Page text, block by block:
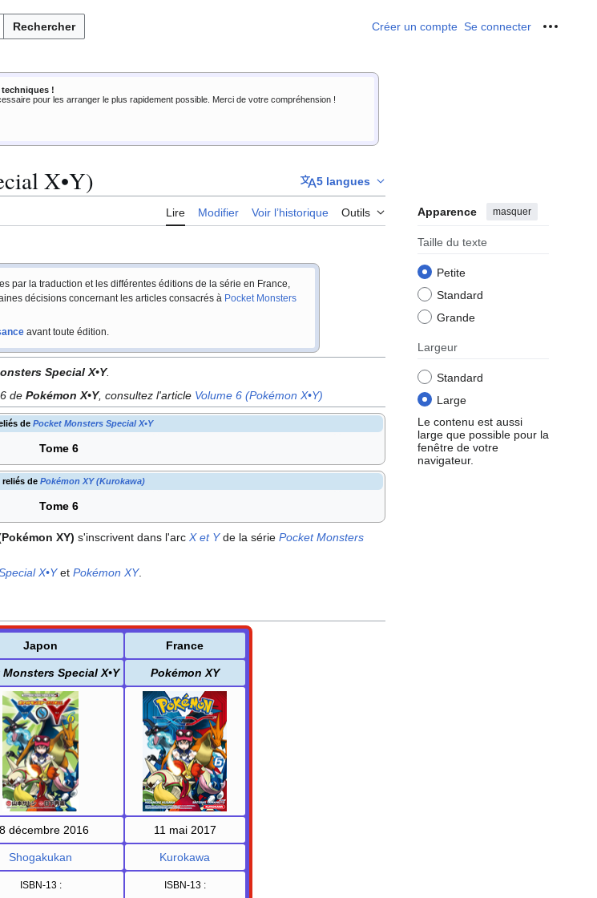
Rechercher Créer un compte Se connecter Outils
!
pour les arranger le plus rapidement possible. Merci de votre compréhension !
X•Y) 5 langues
Lire Modifier Voir l’historique Outils Apparence masquer
Taille du texte
Petite
Standard
Grande
Largeur
Standard
Large
Le contenu est aussi
large que possible pour la
fenêtre de votre
navigateur.
par la traduction et les différentes éditions de la série en France,
décisions concernant les articles consacrés à Pocket Monsters
avant toute édition.
Special X•Y.
6 dePokémon X•Y, consultez l'article Volume 6 (Pokémon X•Y)
de Pocket Monsters Special X•Y
Tome 6
reliés de Pokémon XY (Kurokawa)
Tome 6
XY) s'inscrivent dans l'arc X et Yde la série Pocket Monsters
X•Yet Pokémon XY.
Japon France
Special X•Y Pokémon XY
décembre 2016 11 mai 2017
Shogakukan Kurokawa
ISBN-13 : ISBN-13 :